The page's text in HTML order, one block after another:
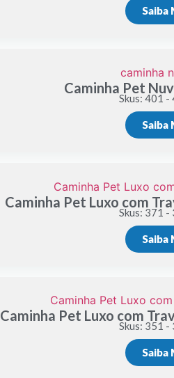
Saiba
Caminha Pet
Skus: 401
Saiba
Caminha Pet Luxo com
Skus: 371
Saiba
Caminha Pet Luxo com
Skus: 351
Saiba